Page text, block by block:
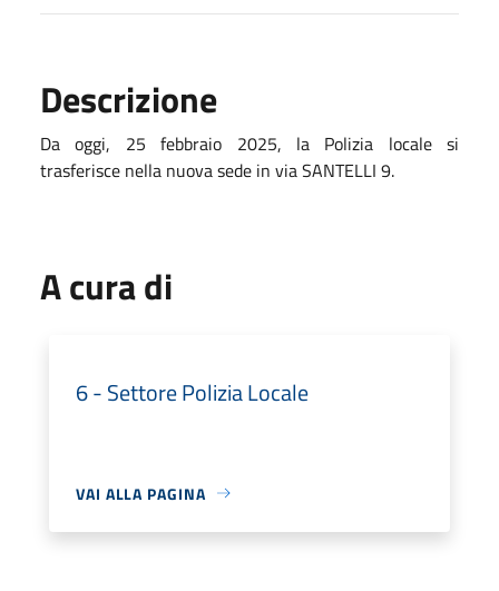
Descrizione
Da oggi, 25 febbraio 2025, la Polizia locale si
trasferisce nella nuova sede in via SANTELLI 9.
A cura di
6 - Settore Polizia Locale
VAI ALLA PAGINA